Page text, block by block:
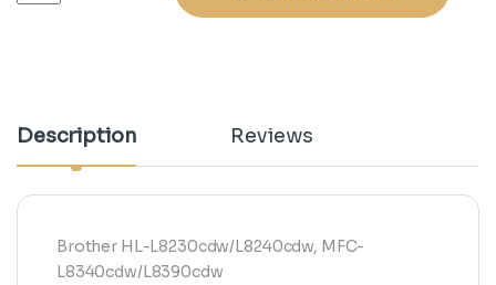
Description Reviews
Brother HL-L8230cdw/L8240cdw, MFC-
L8340cdw/L8390cdw